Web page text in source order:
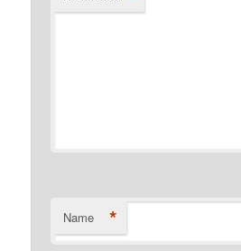
Name *